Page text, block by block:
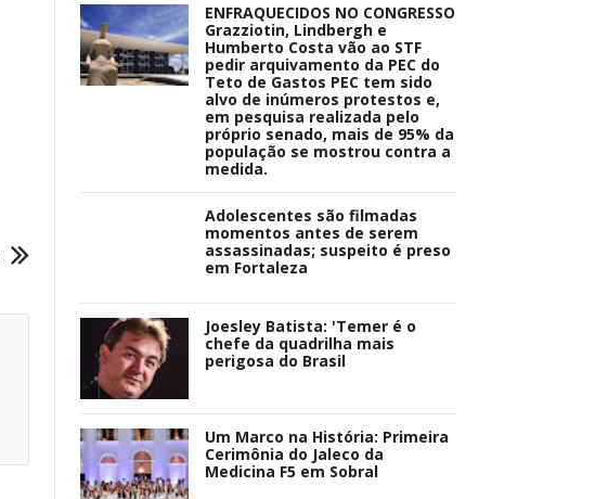
ENFRAQUECIDOS NO CONGRESSO
Grazziotin, Lindbergh e
Humberto Costa vão ao STF
pedir arquivamento da PEC do
Teto de Gastos PEC tem sido
alvo de inúmeros protestos e,
em pesquisa realizada pelo
próprio senado, mais de 95% da
população se mostrou contra a
medida.
Adolescentes são filmadas
momentos antes de serem
assassinadas; suspeito é preso
em Fortaleza
Joesley Batista: 'Temer é o
chefe da quadrilha mais
perigosa do Brasil
Um Marco na História: Primeira
Cerimônia do Jaleco da
Medicina F5 em Sobral